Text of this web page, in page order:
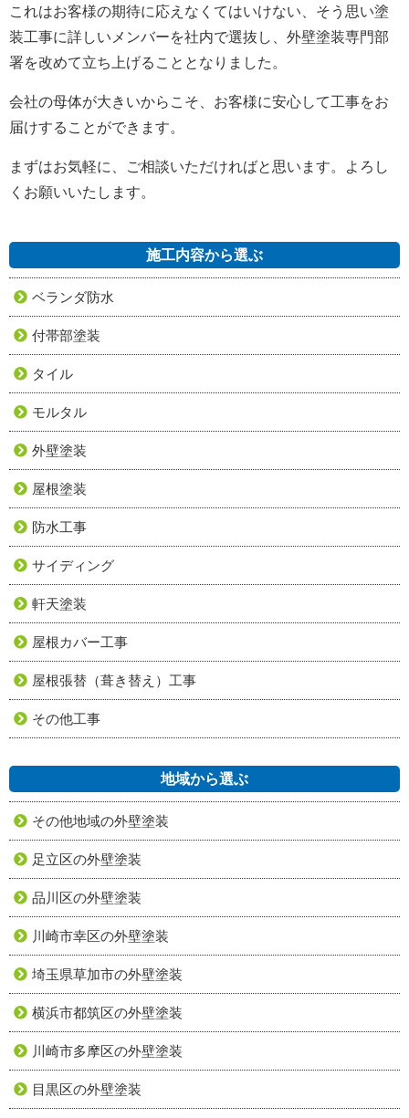
これはお客様の期待に応えなくてはいけない、そう思い塗
装工事に詳しいメンバーを社内で選抜し、外壁塗装専門部
署を改めて立ち上げることとなりました。
会社の母体が大きいからこそ、お客様に安心して工事をお
届けすることができます。
まずはお気軽に、ご相談いただければと思います。よろし
くお願いいたします。
施工内容から選ぶ
ベランダ防水
付帯部塗装
タイル
モルタル
外壁塗装
屋根塗装
防水工事
サイディング
軒天塗装
屋根カバー工事
屋根張替（葺き替え）工事
その他工事
地域から選ぶ
その他地域の外壁塗装
足立区の外壁塗装
品川区の外壁塗装
川崎市幸区の外壁塗装
埼玉県草加市の外壁塗装
横浜市都筑区の外壁塗装
川崎市多摩区の外壁塗装
目黒区の外壁塗装